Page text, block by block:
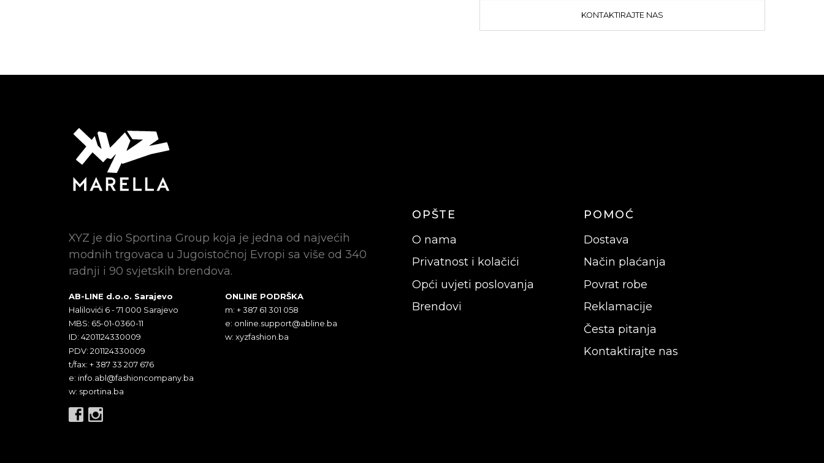
KONTAKTIRAJTE NAS
XYZ je dio Sportina Group koja je jedna od najvećih
modnih trgovaca u Jugoistočnoj Evropi sa više od 340
radnji i 90 svjetskih brendova.
AB-LINE d.o.o. Sarajevo
Halilovići 6 - 71 000 Sarajevo
MBS: 65-01-0360-11
ID: 4201124330009
PDV: 201124330009
t/fax: + 387 33 207 676
e: info.abl@fashioncompany.ba
w: sportina.ba
ONLINE PODRŠKA
m: + 387 61 301 058
e: online.support@abline.ba
w: xyzfashion.ba
OPŠTE
O nama
Privatnost i kolačići
Opći uvjeti poslovanja
Brendovi
POMOĆ
Dostava
Način plaćanja
Povrat robe
Reklamacije
Česta pitanja
Kontaktirajte nas